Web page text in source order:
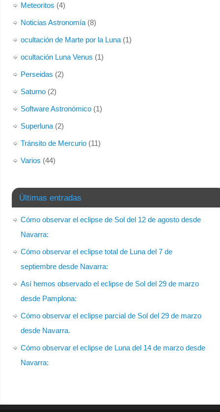
Meteoritos (4)
Noticias Astronomía(8)
ocultación de Marte por la Luna(1)
ocultación Luna Venus (1)
Perseidas (2)
Saturno(2)
Software Astronómico(1)
Superluna(2)
Tránsito de Mercurio(11)
Varios (44)
Últimas entradas
Cómo observar el eclipse de Sol del 12 de agosto desde
Navarra:
Cómo observar el eclipse total de Luna del 7 de
septiembre desde Navarra:
Así hemos observado el eclipse de Sol del 29 de marzo
desde Pamplona:
Cómo observar el eclipse parcial de Sol del 29 de marzo
desde Navarra.
Cómo observar el eclipse de Luna del 14 de marzo desde
Navarra: